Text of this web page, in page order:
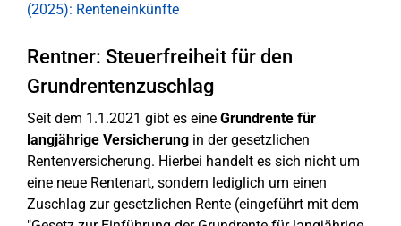
(2025): Renteneinkünfte
Rentner: Steuerfreiheit für den
Grundrentenzuschlag
Seit dem 1.1.2021 gibt es eine Grundrente für
langjährige Versicherung in der gesetzlichen
Rentenversicherung. Hierbei handelt es sich nicht um
eine neue Rentenart, sondern lediglich um einen
Zuschlag zur gesetzlichen Rente (eingeführt mit dem